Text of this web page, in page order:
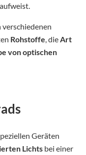
Rohstoffe, dieArt
von optischen
Geräten
Lichts bei einer